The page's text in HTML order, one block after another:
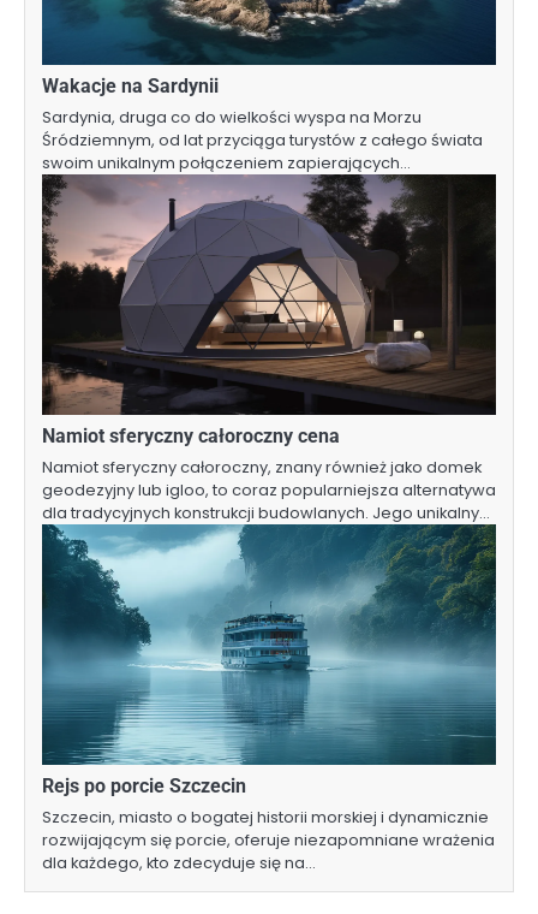
Wakacje na Sardynii
Sardynia, druga co do wielkości wyspa na Morzu
Śródziemnym, od lat przyciąga turystów z całego świata
swoim unikalnym połączeniem zapierających…
Namiot sferyczny całoroczny cena
Namiot sferyczny całoroczny, znany również jako domek
geodezyjny lub igloo, to coraz popularniejsza alternatywa
dla tradycyjnych konstrukcji budowlanych. Jego unikalny…
Rejs po porcie Szczecin
Szczecin, miasto o bogatej historii morskiej i dynamicznie
rozwijającym się porcie, oferuje niezapomniane wrażenia
dla każdego, kto zdecyduje się na…